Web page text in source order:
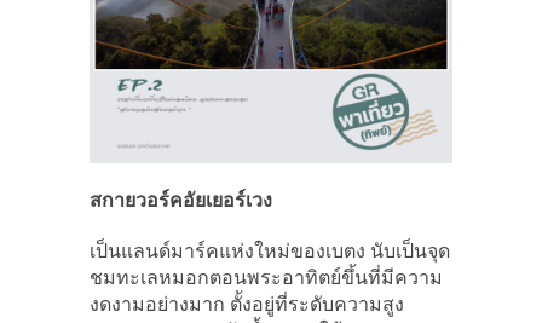
สกายวอร์คอัยเยอร์เวง
เป็นแลนด์มาร์คแห่งใหม่ของเบตง นับเป็นจุด
ชมทะเลหมอกตอนพระอาทิตย์ขึ้นที่มีความ
งดงามอย่างมาก ตั้งอยู่ที่ระดับความสูง